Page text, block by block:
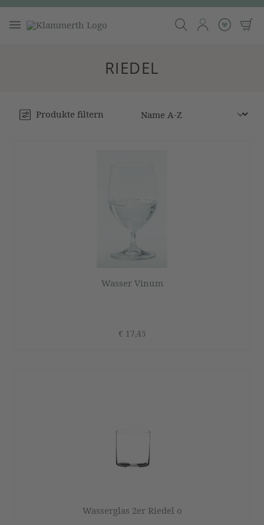
RIEDEL
Produkte filtern
Wasser Vinum
€ 17,45
Wasserglas 2er Riedel o